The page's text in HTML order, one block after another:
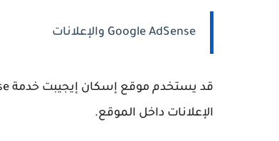
Google AdSense والإعلانات
قد يستخدم موقع إسكان إيجيبت خدمة
الإعلانات داخل الموقع.